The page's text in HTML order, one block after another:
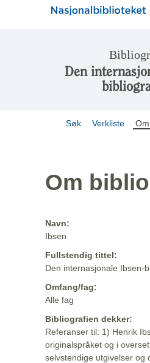
Den
Søk Verkliste
Om
Navn:
Ibsen
Fullstendig tittel:
Den internasjonale Ibsen-
Omfang/fag:
Alle fag
Bibliografien dekker:
Referanser til: 1) Henrik
originalspråket og i
selvstendige utgivelser og